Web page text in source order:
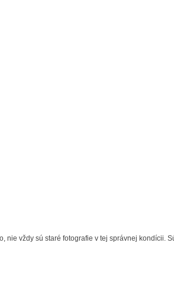
vždy sú staré fotografie v tej správnej kondícii.